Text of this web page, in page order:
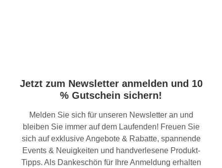
Jetzt zum Newsletter anmelden und 10
% Gutschein sichern!
Melden Sie sich für unseren Newsletter an und
bleiben Sie immer auf dem Laufenden! Freuen Sie
sich auf exklusive Angebote & Rabatte, spannende
Events & Neuigkeiten und handverlesene Produkt-
Tipps. Als Dankeschön für Ihre Anmeldung erhalten